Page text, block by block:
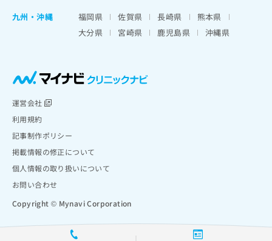
九州・沖縄
福岡県 佐賀県 長崎県
熊本県
大分県
宮崎県 鹿児島県 沖縄県
運営会社
利用規約
記事制作ポリシー
掲載情報の修正について
個人情報の取り扱いについて
お問い合わせ
Copyright © Mynavi Corporation